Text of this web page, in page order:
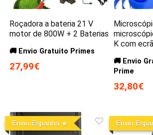
Roçadora a bateria 21 V
motor de 800W + 2 Baterias
🚚 Envio Gratuito Primes
27,99€
K com
🚚 Envio
Prime
32,80€
Envio Espanha Envio